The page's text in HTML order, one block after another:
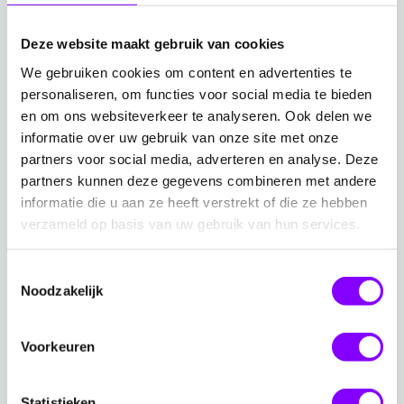
Deze website maakt gebruik van cookies
We gebruiken cookies om content en advertenties te
personaliseren, om functies voor social media te bieden
en om ons websiteverkeer te analyseren. Ook delen we
informatie over uw gebruik van onze site met onze
partners voor social media, adverteren en analyse. Deze
partners kunnen deze gegevens combineren met andere
informatie die u aan ze heeft verstrekt of die ze hebben
verzameld op basis van uw gebruik van hun services.
Noodzakelijk
Voorkeuren
loss protection, insider risk-signalering en agent
Hoe je medewerkers écht meekrijgt met korte,
herkenbare content, gamification en een rol- en
gedragsgerichte aanpak.
Wat neem je direct mee?
We willen dat je niet van alleen ietsweet, maar ook
ietskunt. Daarom krijg je mee:
aan je directie of board, inclusief de cijfers die het
Een eerste zelf-check
: vier vragen waarmee je
vandaag nog kunt inschatten waar je organisatie